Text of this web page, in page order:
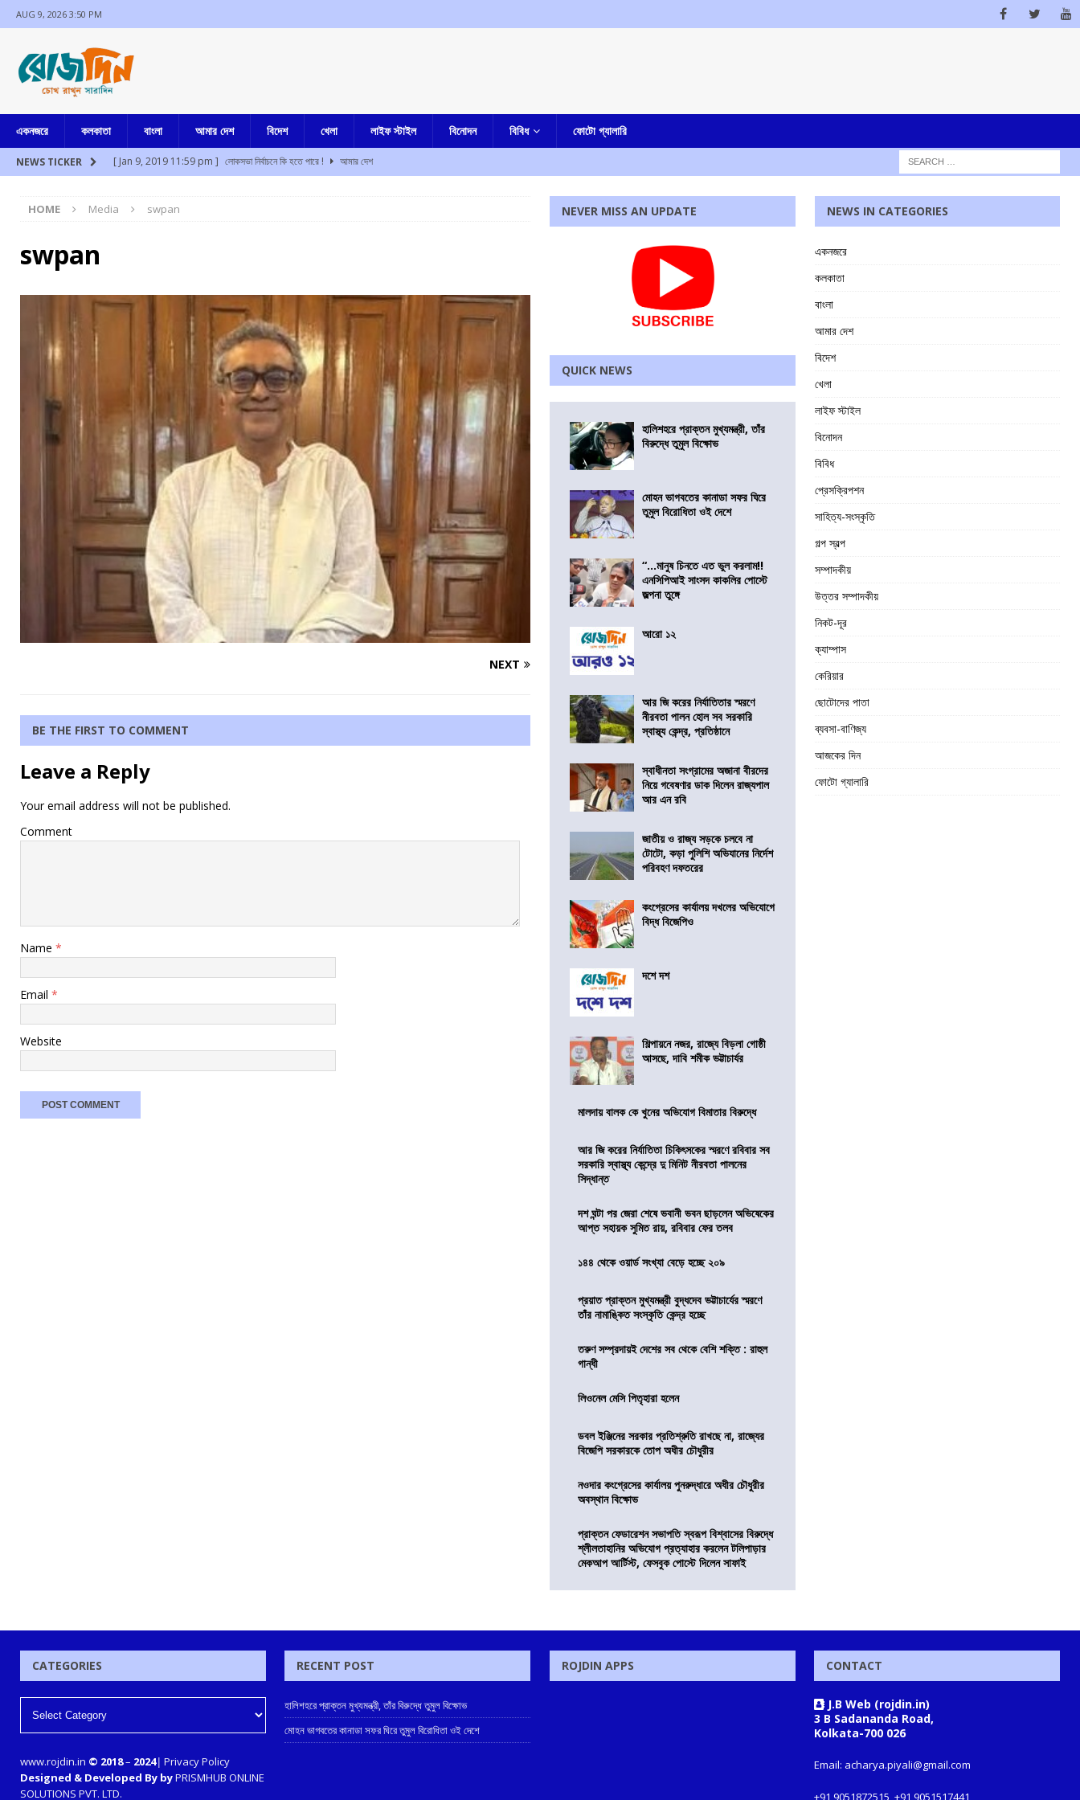
AUG 9, 2026 3:50 PM
একনজরে কলকাতা বাংলা আমার দেশ বিদেশ খেলা লাইফ স্টাইল বিনোদন বিবিধ ফোটো গ্যালারি
NEWS TICKER [ Jan 9, 2019 11:59 pm ] লোকসভা নির্বাচনে কি হতে পারে !
আমার দেশ
[ Aug 9, 2026 1:58 pm ]
[ Aug 9, 2026 12:42 pm ] আর জি করের নির্যাতিতার স্মরণে নীরবতা পালন হোল সব সরকারি স্বাস্থ্য কেন্দ্র, প্রতিষ্ঠানে
আমার বাংলা
[ Jul 17, 2024 3:35 pm ]
চুরির অপবাদে একই পরিবারের ৩ সদস্যকে মারধোর, উত্তেজনা ডোমজুর এলাকায়.. বাংলা
HOME Media swpan
swpan
NEXT
BE THE FIRST TO COMMENT
Leave a Reply
Your email address will not be published.
Comment
Name *
Email *
Website
NEVER MISS AN UPDATE
QUICK NEWS
হালিশহরে প্রাক্তন মুখ্যমন্ত্রী, তাঁর
বিরুদ্ধে তুমুল বিক্ষোভ
মোহন ভাগবতের কানাডা সফর ঘিরে
তুমুল বিরোধিতা ওই দেশে
“…মানুষ চিনতে এত ভুল করলাম!!
এনসিপিআই সাংসদ কাকলির পোস্টে
জল্পনা তুঙ্গে
আরো ১২
আর জি করের নির্যাতিতার স্মরণে
নীরবতা পালন হোল সব সরকারি
স্বাস্থ্য কেন্দ্র, প্রতিষ্ঠানে
স্বাধীনতা সংগ্রামের অজানা বীরদের
নিয়ে গবেষণার ডাক দিলেন রাজ্যপাল
আর এন রবি
জাতীয় ও রাজ্য সড়কে চলবে না
টোটো, কড়া পুলিশি অভিযানের নির্দেশ
পরিবহণ দফতরের
কংগ্রেসের কার্যালয় দখলের অভিযোগে
বিদ্ধ বিজেপিও
দশে দশ
শিল্পায়নে নজর, রাজ্যে বিড়লা গোষ্ঠী
আসছে, দাবি শমীক ভট্টাচার্যর
মালদায় বালক কে খুনের অভিযোগ বিমাতার বিরুদ্ধে
আর জি করের নির্যাতিতা চিকিৎসকের স্মরণে রবিবার সব
সরকারি স্বাস্থ্য কেন্দ্রে দু মিনিট নীরবতা পালনের
সিদ্ধান্ত
দশ ঘন্টা পর জেরা শেষে ভবানী ভবন ছাড়লেন অভিষেকের
আপ্ত সহায়ক সুমিত রায়, রবিবার ফের তলব
১৪৪ থেকে ওয়ার্ড সংখ্যা বেড়ে হচ্ছে ২০৯
প্রয়াত প্রাক্তন মুখ্যমন্ত্রী বুদ্ধদেব ভট্টাচার্যের স্মরণে
তাঁর নামাঙ্কিত সংস্কৃতি কেন্দ্র হচ্ছে
তরুণ সম্প্রদায়ই দেশের সব থেকে বেশি শক্তি : রাহুল
গান্ধী
লিওনেল মেসি পিতৃহারা হলেন
ডবল ইঞ্জিনের সরকার প্রতিশ্রুতি রাখছে না, রাজ্যের
বিজেপি সরকারকে তোপ অধীর চৌধুরীর
নওদার কংগ্রেসের কার্যালয় পুনরুদ্ধারে অধীর চৌধুরীর
অবস্থান বিক্ষোভ
প্রাক্তন ফেডারেশন সভাপতি স্বরূপ বিশ্বাসের বিরুদ্ধে
শ্লীলতাহানির অভিযোগ প্রত্যাহার করলেন টলিপাড়ার
মেকআপ আর্টিস্ট, ফেসবুক পোস্টে দিলেন সাফাই
NEWS IN CATEGORIES
একনজরে
কলকাতা
বাংলা
আমার দেশ
বিদেশ
খেলা
লাইফ স্টাইল
বিনোদন
বিবিধ
প্রেসক্রিপশন
সাহিত্য-সংস্কৃতি
গল্প স্বল্প
সম্পাদকীয়
উত্তর সম্পাদকীয়
নিকট-দূর
ক্যাম্পাস
কেরিয়ার
ছোটোদের পাতা
ব্যবসা-বাণিজ্য
আজকের দিন
ফোটো গ্যালারি
CATEGORIES
www.rojdin.in © 2018– 2024| Privacy Policy
Designed & Developed By byPRISMHUB ONLINE
SOLUTIONS PVT. LTD.
RECENT POST
হালিশহরে প্রাক্তন মুখ্যমন্ত্রী, তাঁর বিরুদ্ধে তুমুল বিক্ষোভ
মোহন ভাগবতের কানাডা সফর ঘিরে তুমুল বিরোধিতা ওই দেশে
ROJDIN APPS CONTACT
J.B Web (rojdin.in)
3 B Sadananda Road,
Kolkata-700 026
Email: acharya.piyali@gmail.com
+91 9051872515, +91 9051517441